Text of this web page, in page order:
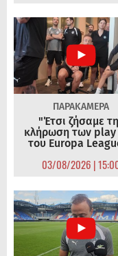
ΠΑΡΑΚΑΜΕΡΑ
"Έτσι ζήσαμε
κλήρωση των
του Europa
03/08/2026 |